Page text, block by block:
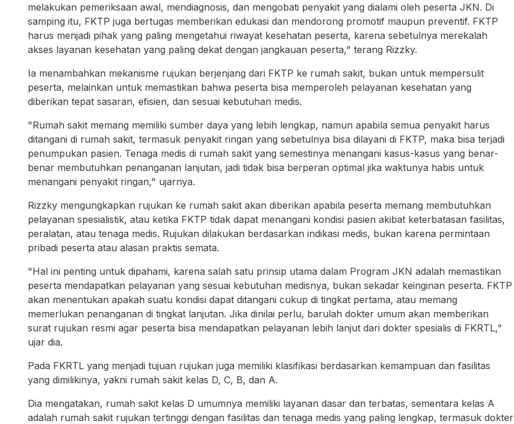
melakukan pemeriksaan awal, mendiagnosis, dan mengobati penyakit yang dialami oleh peserta JKN. Di
samping itu, FKTP juga bertugas memberikan edukasi dan mendorong promotif maupun preventif. FKTP
harus menjadi pihak yang paling mengetahui riwayat kesehatan peserta, karena sebetulnya merekalah
akses layanan kesehatan yang paling dekat dengan jangkauan peserta," terang Rizzky.
Ia menambahkan mekanisme rujukan berjenjang dari FKTP ke rumah sakit, bukan untuk mempersulit
peserta, melainkan untuk memastikan bahwa peserta bisa memperoleh pelayanan kesehatan yang
diberikan tepat sasaran, efisien, dan sesuai kebutuhan medis.
"Rumah sakit memang memiliki sumber daya yang lebih lengkap, namun apabila semua penyakit harus
ditangani di rumah sakit, termasuk penyakit ringan yang sebetulnya bisa dilayani di FKTP, maka bisa terjadi
penumpukan pasien. Tenaga medis di rumah sakit yang semestinya menangani kasus-kasus yang benar-
benar membutuhkan penanganan lanjutan, jadi tidak bisa berperan optimal jika waktunya habis untuk
menangani penyakit ringan," ujarnya.
Rizzky mengungkapkan rujukan ke rumah sakit akan diberikan apabila peserta memang membutuhkan
pelayanan spesialistik, atau ketika FKTP tidak dapat menangani kondisi pasien akibat keterbatasan fasilitas,
peralatan, atau tenaga medis. Rujukan dilakukan berdasarkan indikasi medis, bukan karena permintaan
pribadi peserta atau alasan praktis semata.
"Hal ini penting untuk dipahami, karena salah satu prinsip utama dalam Program JKN adalah memastikan
peserta mendapatkan pelayanan yang sesuai kebutuhan medisnya, bukan sekadar keinginan peserta. FKTP
akan menentukan apakah suatu kondisi dapat ditangani cukup di tingkat pertama, atau memang
memerlukan penanganan di tingkat lanjutan. Jika dinilai perlu, barulah dokter umum akan memberikan
surat rujukan resmi agar peserta bisa mendapatkan pelayanan lebih lanjut dari dokter spesialis di FKRTL,"
ujar dia.
Pada FKRTL yang menjadi tujuan rujukan juga memiliki klasifikasi berdasarkan kemampuan dan fasilitas
yang dimilikinya, yakni rumah sakit kelas D, C, B, dan A.
Dia mengatakan, rumah sakit kelas D umumnya memiliki layanan dasar dan terbatas, sementara kelas A
adalah rumah sakit rujukan tertinggi dengan fasilitas dan tenaga medis yang paling lengkap, termasuk dokter